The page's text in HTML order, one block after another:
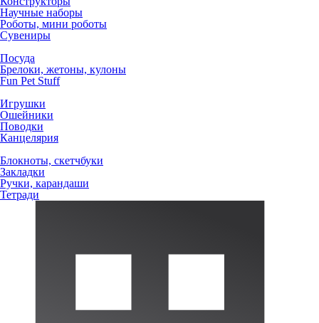
Научные наборы
Роботы, мини роботы
Сувениры
Посуда
Брелоки, жетоны, кулоны
Fun Pet Stuff
Игрушки
Ошейники
Поводки
Канцелярия
Блокноты, скетчбуки
Закладки
Ручки, карандаши
Тетради